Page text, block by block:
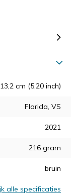
13,2 cm (5,20 inch)
Florida, VS
2021
216 gram
bruin
alle specificaties